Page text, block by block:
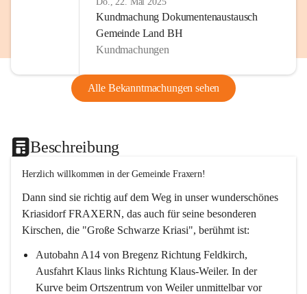
Kundmachung Dokumentenaustausch
Gemeinde Land BH
Kundmachungen
Alle Bekanntmachungen sehen
Beschreibung
Herzlich willkommen in der Gemeinde Fraxern!
Dann sind sie richtig auf dem Weg in unser wunderschönes
Kriasidorf FRAXERN, das auch für seine besonderen
Kirschen, die "Große Schwarze Kriasi", berühmt ist:
Autobahn A14 von Bregenz Richtung Feldkirch,
Ausfahrt Klaus links Richtung Klaus-Weiler. In der
Kurve beim Ortszentrum von Weiler unmittelbar vor